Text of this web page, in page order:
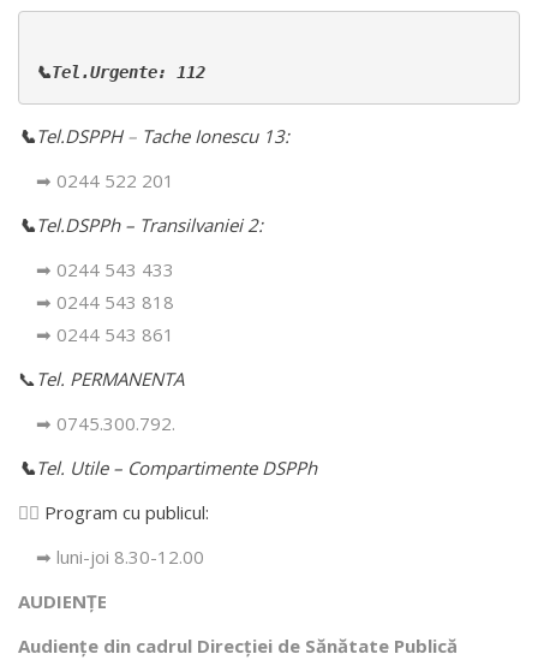
📞Tel.Urgente: 112
📞Tel.DSPPH – Tache Ionescu 13:
➡ 0244 522 201
📞Tel.DSPPh – Transilvaniei 2:
➡ 0244 543 433
➡ 0244 543 818
➡ 0244 543 861
📞 Tel. PERMANENTA
➡ 0745.300.792.
📞Tel. Utile – Compartimente DSPPh
👩‍⚕️ Program cu publicul:
➡ luni-joi 8.30-12.00
AUDIENȚE
Audiențe din cadrul Direcţiei de Sănătate Publică